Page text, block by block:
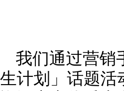
我们通过营销
生计划」话题活